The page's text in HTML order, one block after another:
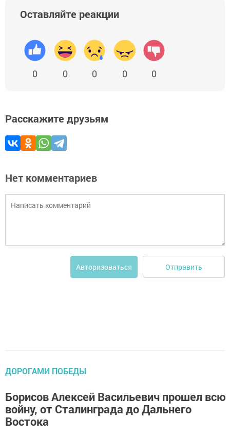
Оставляйте реакции
0 0 0 0 0
Расскажите друзьям
Нет комментариев
Авторизоваться Отправить
ДОРОГАМИ ПОБЕДЫ
Борисов Алексей Васильевич прошел всю
войну, от Сталинграда до Дальнего
Востока